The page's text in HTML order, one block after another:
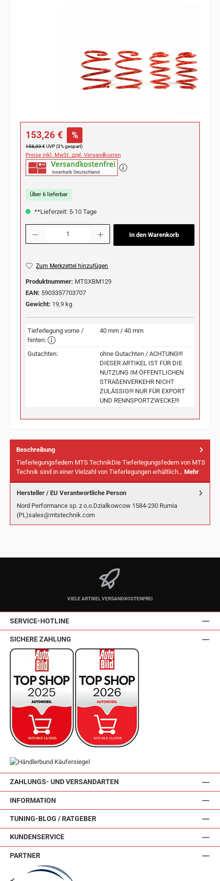
Verkaufspreis:
153,26 € %
Regulärer Preis:
158,00 €UVP (3% gespart)
Preise inkl. MwSt. zzgl. Versandkosten
Über 6 lieferbar
**Lieferzeit: 5-10 Tage
Produkt Anzahl: Gib den gewünschten Wert ein oder benutze die Schaltflächen
In den Warenkorb
Zum Merkzettel hinzufügen
Produktnummer: MTSXBM129
EAN: 5903357703707
Gewicht: 19,9 kg
Tieferlegung vorne /
hinten:
40 mm / 40 mm
Gutachten:
ohne Gutachten / ACHTUNG!!!
DIESER ARTIKEL IST FÜR DIE
NUTZUNG IM ÖFFENTLICHEN
STRAßENVERKEHR NICHT
ZULÄSSIG!!! NUR FÜR EXPORT
UND RENNSPORTZWECKE!!!
Beschreibung
Tieferlegungsfedern MTS TechnikDie Tieferlegungsfedern von MTS
Technik sind in einer Vielzahl von Tieferlegungen erhältlich… Mehr
Hersteller / EU Verantwortliche Person
Nord Performance sp. z o.o.Dzialkowcow 1584-230 Rumia
(PL)sales@mtstechnik.com
VIELE ARTIKEL VERSANDKOSTENFREI
SERVICE-HOTLINE
ZAHLUNGS- UND VERSANDARTEN
INFORMATION
TUNING-BLOG / RATGEBER
KUNDENSERVICE
SICHERE ZAHLUNG
PARTNER